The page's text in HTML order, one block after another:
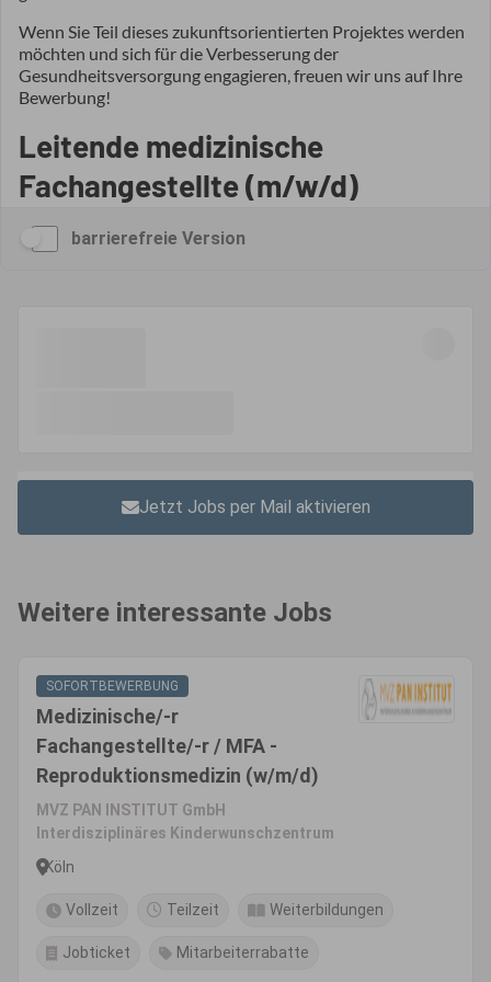
barrierefreie Version
Jetzt Jobs per Mail aktivieren
Weitere interessante Jobs
SOFORTBEWERBUNG
Medizinische/-r
Fachangestellte/-r / MFA -
Reproduktionsmedizin (w/m/d)
MVZ PAN INSTITUT GmbH
Interdisziplinäres Kinderwunschzentrum
Köln
Vollzeit Teilzeit Weiterbildungen
Jobticket Mitarbeiterrabatte